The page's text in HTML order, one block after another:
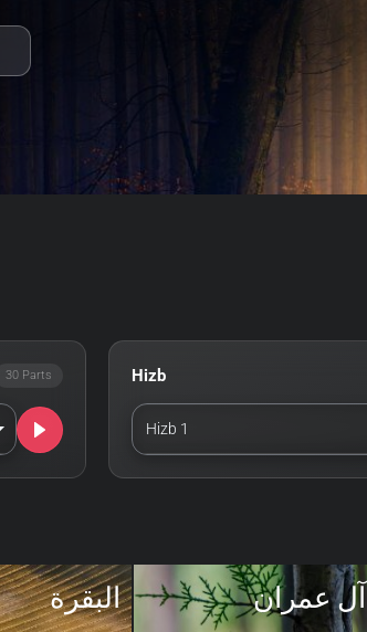
30 Parts Hizb
Hizb 1
البقرة آل عمران